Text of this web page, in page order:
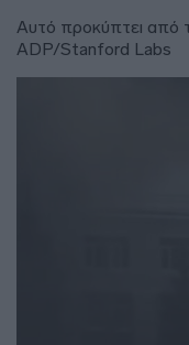
Αυτό προκύπτει από
ADP/Stanford Labs